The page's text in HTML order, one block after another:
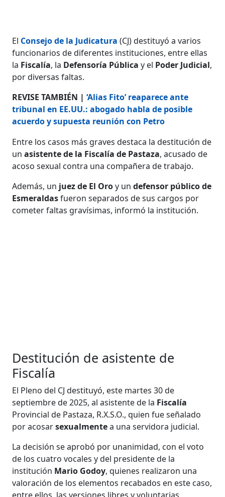
El Consejo de la Judicatura (CJ) destituyó a varios
funcionarios de diferentes instituciones, entre ellas
la Fiscalía, la Defensoría Pública y el Poder Judicial,
por diversas faltas.
REVISE TAMBIÉN |‘Alias Fito’ reaparece ante
tribunal en EE.UU.: abogado habla de posible
acuerdo y supuesta reunión con Petro
Entre los casos más graves destaca la destitución de
unasistente de la Fiscalía de Pastaza, acusado de
acoso sexual contra una compañera de trabajo.
Además, un juez de El Oroy undefensor público de
Esmeraldasfueron separados de sus cargos por
cometer faltas gravísimas, informó la institución.
Destitución de asistente de
Fiscalía
El Pleno del CJ destituyó, este martes 30 de
septiembre de 2025, al asistente de la Fiscalía
Provincial de Pastaza, R.X.S.O., quien fue señalado
por acosarsexualmentea una servidora judicial.
La decisión se aprobó por unanimidad, con el voto
de los cuatro vocales y del presidente de la
institución Mario Godoy, quienes realizaron una
valoración de los elementos recabados en este caso,